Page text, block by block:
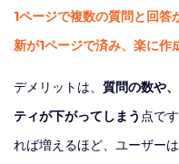
1ページで複数の質問と回答
新が1ページで済み、楽に作
デメリットは、 質問の数や
ティが下がってしまう 点で
れば増えるほど、ユーザー